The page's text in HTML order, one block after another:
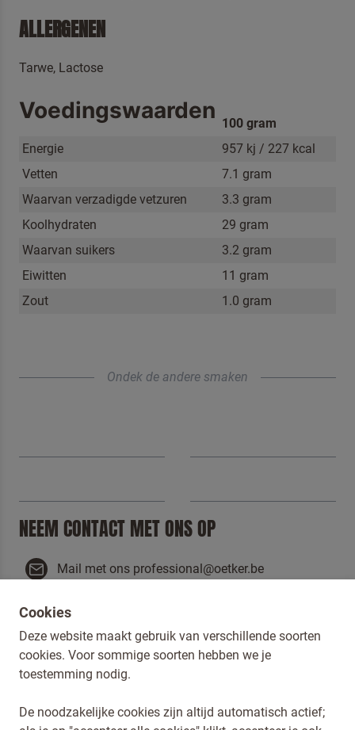
ALLERGENEN
Tarwe, Lactose
Voedingswaarden 100 gram
Energie
957 kj / 227 kcal
Vetten
7.1 gram
Waarvan verzadigde vetzuren
3.3 gram
Koolhydraten
29 gram
Waarvan suikers
3.2 gram
Eiwitten
11 gram
Zout
1.0 gram
Ondek de andere smaken
NEEM CONTACT MET ONS OP
Mail met ons professional@oetker.be
Cookies
Deze website maakt gebruik van verschillende soorten
cookies. Voor sommige soorten hebben we je
toestemming nodig.
De noodzakelijke cookies zijn altijd automatisch actief;